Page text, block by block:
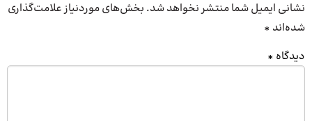
نشانی ایمیل شما منتشر نخواهد شد. بخش‌های موردنیاز علامت‌گذاری
شده‌اند *
دیدگاه *